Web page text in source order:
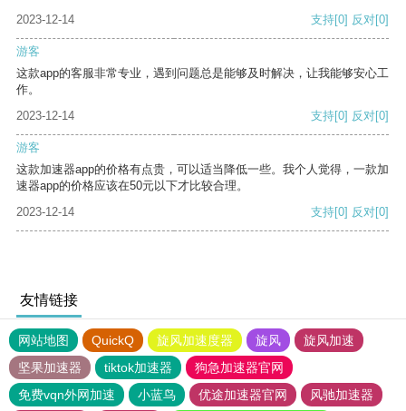
2023-12-14 支持[0] 反对[0]
游客
这款app的客服非常专业，遇到问题总是能够及时解决，让我能够安心工
作。
2023-12-14
支持[0] 反对[0]
游客
这款加速器app的价格有点贵，可以适当降低一些。我个人觉得，一款加
速器app的价格应该在50元以下才比较合理。
2023-12-14
支持[0] 反对[0]
友情链接
网站地图 QuickQ 旋风加速度器 旋风
旋风加速
坚果加速器
tiktok加速器
狗急加速器官网
免费vqn外网加速
小蓝鸟 优途加速器官网 风驰加速器